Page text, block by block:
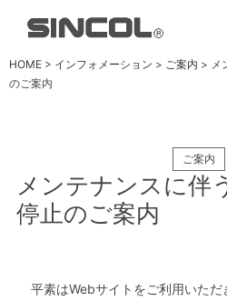
HOME > インフォメーション > ご案内 > メ
のご案内
ご案内
メンテナンスに伴
停止のご案内
平素はWebサイトをご利用いた